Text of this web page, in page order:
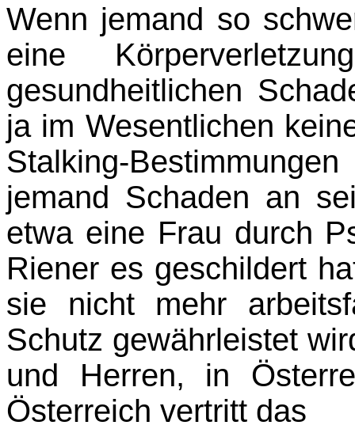
Wenn jemand so
eine
gesundheitlichen
ja im Wesentlichen
Stalking-
jemand Schaden an
etwa eine Frau durch
Riener es geschildert
sie nicht mehr
Schutz gewährleistet
und Herren, in
Österreich vertritt das